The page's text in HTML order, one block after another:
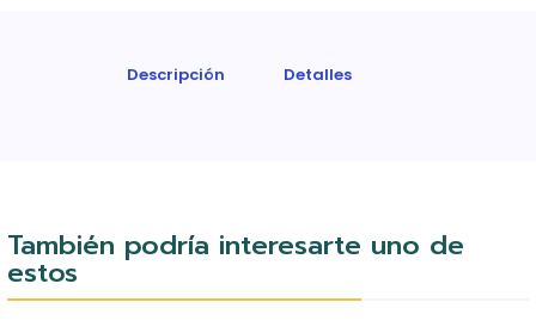
Descripción Detalles
También podría interesarte uno de
estos